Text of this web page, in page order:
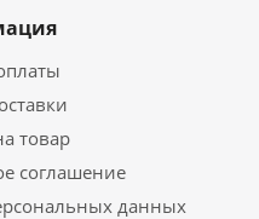
товар
соглашение
данных